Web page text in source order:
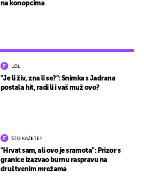
LOL
"Je li živ, zna li se?": Snimka s Jadrana
postala hit, radi li i vaš muž ovo?
ŠTO KAŽETE?
"Hrvat sam, ali ovo je sramota": Prizor s
granice izazvao burnu raspravu na
društvenim mrežama
na konopcima